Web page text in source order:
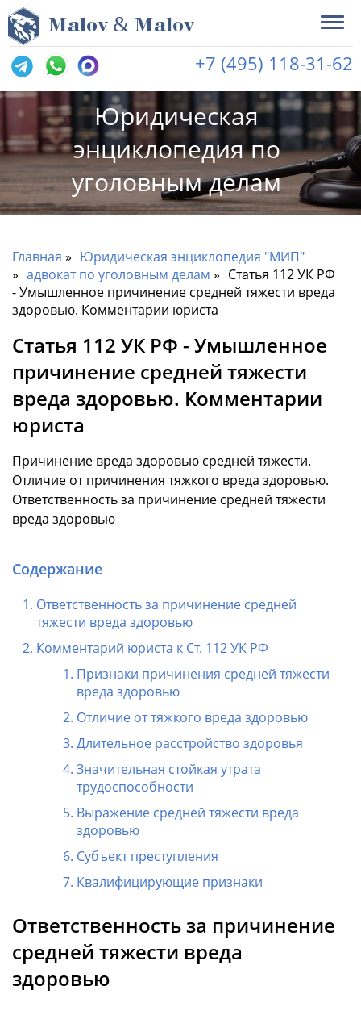
Malov & Malov
+7 (495) 118-31-62
Юридическая
энциклопедия по
уголовным делам
Главная
Юридическая энциклопедия "МИП"
адвокат по уголовным делам
Статья 112 УК РФ
- Умышленное причинение средней тяжести вреда
здоровью. Комментарии юриста
Статья 112 УК РФ - Умышленное
причинение средней тяжести
вреда здоровью. Комментарии
юриста
Причинение вреда здоровью средней тяжести.
Отличие от причинения тяжкого вреда здоровью.
Ответственность за причинение средней тяжести
вреда здоровью
Содержание
Ответственность за причинение средней
тяжести вреда здоровью
Комментарий юриста к Ст. 112 УК РФ
Признаки причинения средней тяжести
вреда здоровью
Отличие от тяжкого вреда здоровью
Длительное расстройство здоровья
Значительная стойкая утрата
трудоспособности
Выражение средней тяжести вреда
здоровью
Субъект преступления
Квалифицирующие признаки
Ответственность за причинение
средней тяжести вреда
здоровью